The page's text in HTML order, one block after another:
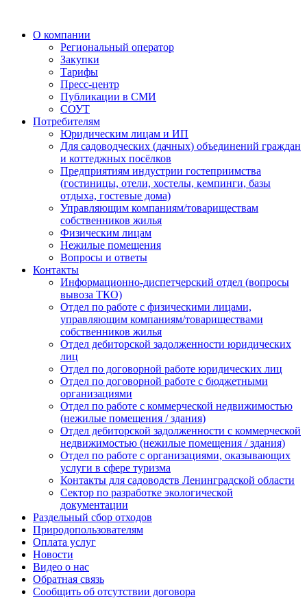
О компании
Региональный оператор
Закупки
Тарифы
Пресс-центр
Публикации в СМИ
СОУТ
Потребителям
Юридическим лицам и ИП
Для садоводческих (дачных) объединений граждан
и коттеджных посёлков
Предприятиям индустрии гостеприимства
(гостиницы, отели, хостелы, кемпинги, базы
отдыха, гостевые дома)
Управляющим компаниям/товариществам
собственников жилья
Физическим лицам
Нежилые помещения
Вопросы и ответы
Контакты
Информационно-диспетчерский отдел (вопросы
вывоза ТКО)
Отдел по работе с физическими лицами,
управляющим компаниям/товариществами
собственников жилья
Отдел дебиторской задолженности юридических
лиц
Отдел по договорной работе юридических лиц
Отдел по договорной работе с бюджетными
организациями
Отдел по работе с коммерческой недвижимостью
(нежилые помещения / здания)
Отдел дебиторской задолженности с коммерческой
недвижимостью (нежилые помещения / здания)
Отдел по работе с организациями, оказывающих
услуги в сфере туризма
Контакты для садоводств Ленинградской области
Сектор по разработке экологической
документации
Раздельный сбор отходов
Природопользователям
Оплата услуг
Новости
Видео о нас
Обратная связь
Сообщить об отсутствии договора